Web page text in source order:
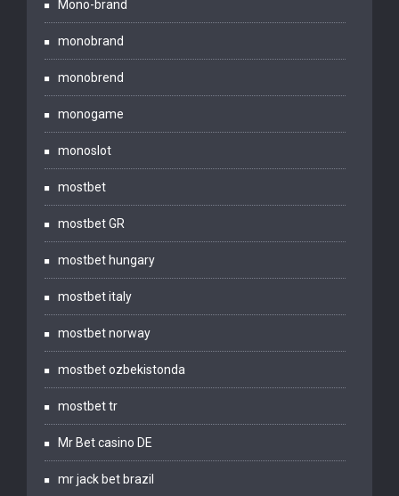
Mono-brand
monobrand
monobrend
monogame
monoslot
mostbet
mostbet GR
mostbet hungary
mostbet italy
mostbet norway
mostbet ozbekistonda
mostbet tr
Mr Bet casino DE
mr jack bet brazil